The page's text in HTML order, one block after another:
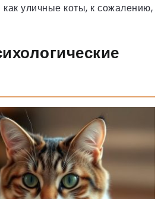
уличные коты, к сожалению,